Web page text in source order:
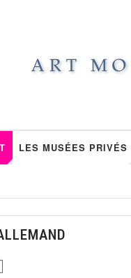
LES MUSÉES PRIVÉS